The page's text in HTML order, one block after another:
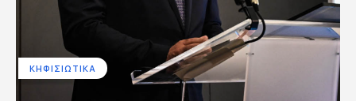
ΚΗΦΙΣΙΩΤΙΚΑ